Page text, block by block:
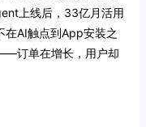
上线后，33亿月活用
在AI触点到App安装之
订单在增长，用户却